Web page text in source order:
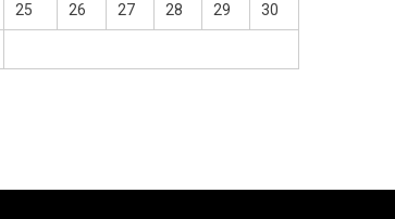
25 26 27 28 29 30